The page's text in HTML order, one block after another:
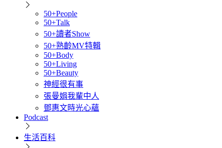
50+People
50+Talk
50+讀者Show
50+熟齡MV特輯
50+Body
50+Living
50+Beauty
神經很有事
張曼娟我輩中人
鄧惠文時光心蘊
Podcast
生活百科